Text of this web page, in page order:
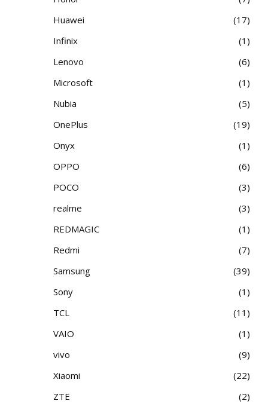
Huawei
17
Infinix
1
Lenovo
6
Microsoft
1
Nubia
5
OnePlus
19
Onyx
1
OPPO
6
POCO
3
realme
3
REDMAGIC
1
Redmi
7
Samsung
39
Sony
1
TCL
11
VAIO
1
vivo
9
Xiaomi
22
ZTE
2